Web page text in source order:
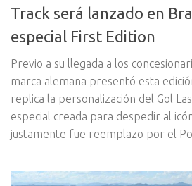
Track será lanzado en
especial First Edition
Previo a su llegada a los
marca alemana presentó esta
replica la personalización del Gol
especial creada para despedir al
justamente fue reemplazo por el